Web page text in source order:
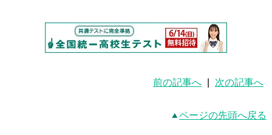
前の記事へ 次の記事へ
ページの先頭へ戻る